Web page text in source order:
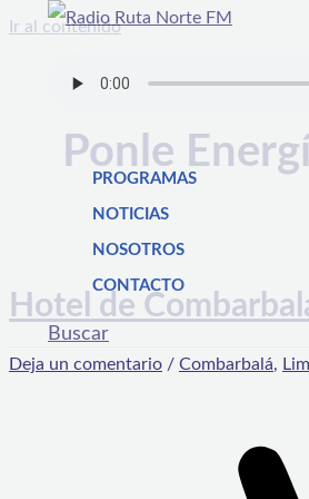
Ir al contenido
PROGRAMAS
NOTICIAS
NOSOTROS
CONTACTO
Buscar
Ponle
Hotel de
Deja un comentario / Combarbalá,